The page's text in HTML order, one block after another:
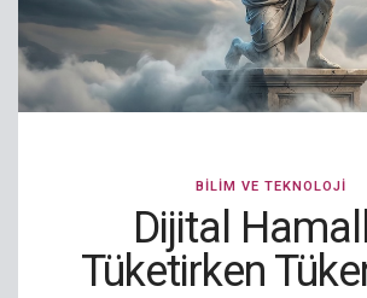
BILIM VE TEKNOLOJI
Dijital
Tüketirken